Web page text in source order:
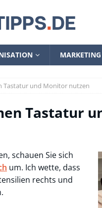
MARKETING
Tastatur und Monitor nutzen
Tastatur
schauen Sie sich
um. Ich wette, dass
rechts und